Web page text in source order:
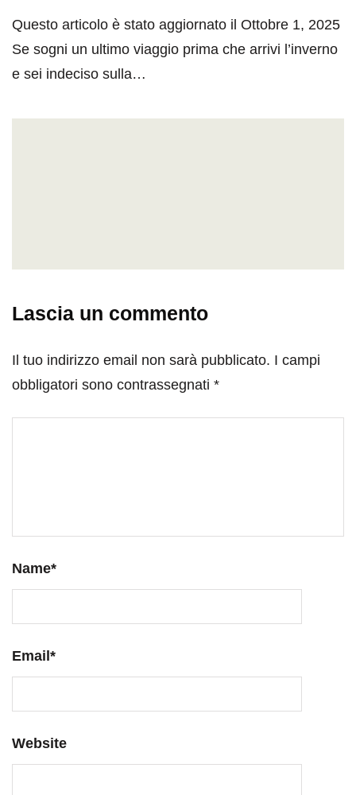
Questo articolo è stato aggiornato il Ottobre 1, 2025
Se sogni un ultimo viaggio prima che arrivi l’inverno
e sei indeciso sulla…
Lascia un commento
Il tuo indirizzo email non sarà pubblicato. I campi
obbligatori sono contrassegnati *
Name*
Email*
Website